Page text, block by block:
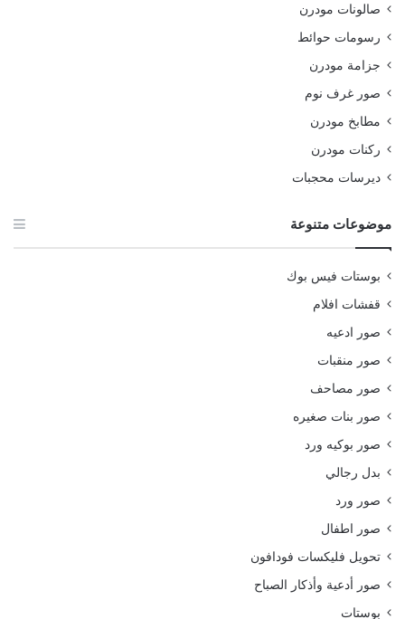
صالونات مودرن
رسومات حوائط
جزامة مودرن
صور غرف نوم
مطابخ مودرن
ركنات مودرن
ديرسات محجبات
موضوعات متنوعة
بوستات فيس بوك
قفشات افلام
صور ادعيه
صور منقبات
صور مصاحف
صور بنات صغيره
صور بوكيه ورد
بدل رجالي
صور ورد
صور اطفال
تحويل فليكسات فودافون
صور أدعية وأذكار الصباح
بوستات